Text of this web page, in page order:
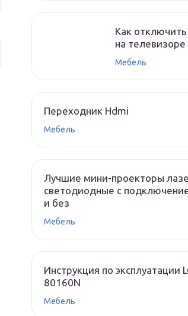
Как
на телевизоре
Мебель
Переходник Hdmi
Мебель
Лучшие мини-проекторы
светодиодные с
и без
Мебель
Инструкция по эксплуатации
80160N
Мебель